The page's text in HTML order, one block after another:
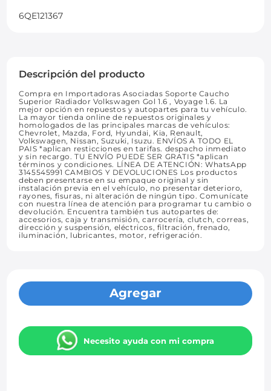
6QE121367
Descripción del producto
Compra en Importadoras Asociadas Soporte Caucho
Superior Radiador Volkswagen Gol 1.6 , Voyage 1.6. La
mejor opción en repuestos y autopartes para tu vehículo.
La mayor tienda online de repuestos originales y
homologados de las principales marcas de vehículos:
Chevrolet, Mazda, Ford, Hyundai, Kia, Renault,
Volkswagen, Nissan, Suzuki, Isuzu. ENVÍOS A TODO EL
PAIS *aplican resticciones en tarifas. despacho inmediato
y sin recargo. TU ENVÍO PUEDE SER GRATIS *aplican
términos y condiciones. LÍNEA DE ATENCIÓN: WhatsApp
3145545991 CAMBIOS Y DEVOLUCIONES Los productos
deben presentarse en su empaque original y sin
instalación previa en el vehículo, no presentar deterioro,
rayones, fisuras, ni alteración de ningún tipo. Comunícate
con nuestra línea de atención para programar tu cambio o
devolución. Encuentra también tus autopartes de:
accesorios, caja y transmisión, carrocería, clutch, correas,
dirección y suspensión, eléctricos, filtración, frenado,
iluminación, lubricantes, motor, refrigeración.
Agregar
Necesito ayuda con mi compra